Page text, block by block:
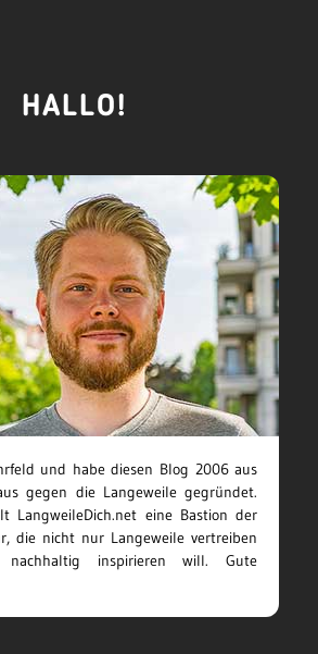
HALLO!
und habe diesen Blog 2006 aus
gegen die Langeweile gegründet.
LangweileDich.net eine Bastion der
die nicht nur Langeweile vertreiben
nachhaltig inspirieren will. Gute